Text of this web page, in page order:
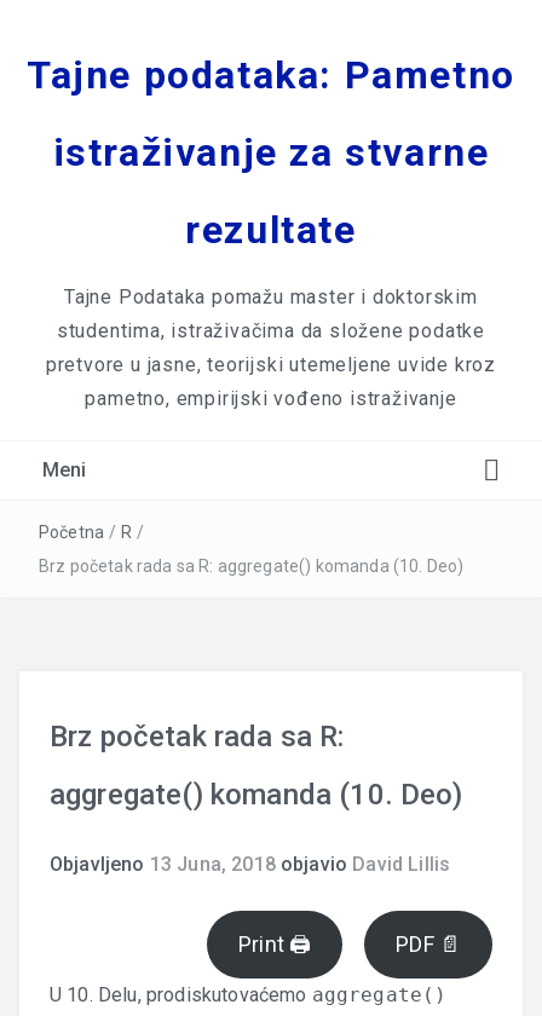
Tajne podataka: Pametno
istraživanje za stvarne
rezultate
Tajne Podataka pomažu master i doktorskim
studentima, istraživačima da složene podatke
pretvore u jasne, teorijski utemeljene uvide kroz
pametno, empirijski vođeno istraživanje
Meni
Početna / R /
Brz početak rada sa R: aggregate() komanda (10. Deo)
Brz početak rada sa R:
aggregate() komanda (10. Deo)
Objavljeno 13 Juna, 2018objavio David Lillis
Print 🖨 PDF 📄
U 10. Delu, prodiskutovaćemo aggregate()